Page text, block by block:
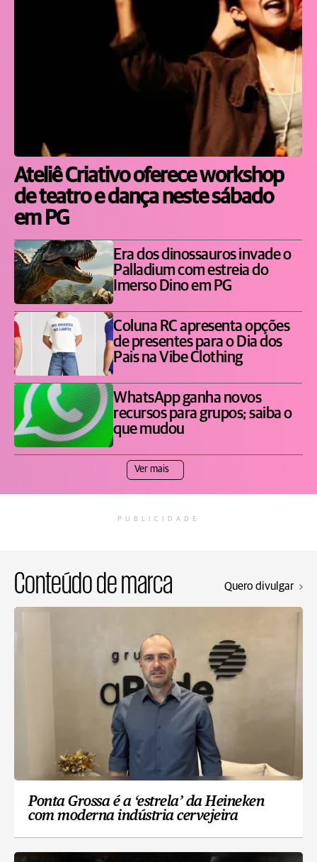
Ateliê Criativo oferece workshop
de teatro e dança neste sábado
em PG
Era dos dinossauros invade o
Palladium com estreia do
Imerso Dino em PG
Coluna RC apresenta opções
de presentes para o Dia dos
Pais na Vibe Clothing
WhatsApp ganha novos
recursos para grupos; saiba o
que mudou
Ver mais
PUBLICIDADE
Conteúdo de marca Quero divulgar
Ponta Grossa é a ‘estrela’ da Heineken
com moderna indústria cervejeira